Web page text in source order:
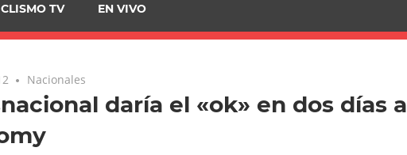
TV EN VIVO
Nacionales
daría el «ok» en dos días a